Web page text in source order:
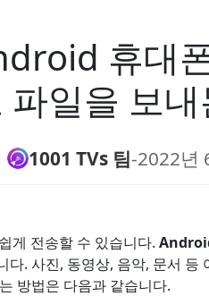
휴대
파일을 보
1001 TVs 팀-2022년
게 전송할 수 있습니다.
다. 사진, 동영상, 음악, 문서
방법은 다음과 같습니다.